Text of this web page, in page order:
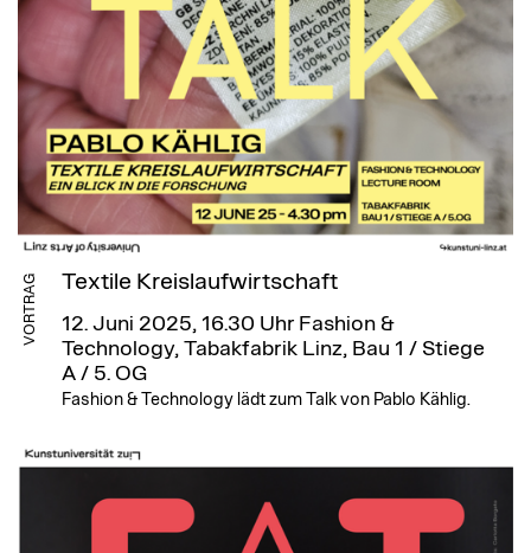
VORTRAG Textile Kreislaufwirtschaft
12. Juni 2025, 16.30 Uhr Fashion &
Technology, Tabakfabrik Linz, Bau 1 / Stiege
A / 5. OG
Fashion & Technology lädt zum Talk von Pablo Kählig.